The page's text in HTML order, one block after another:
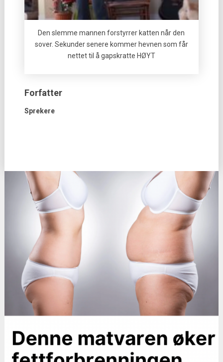
Den slemme mannen forstyrrer katten når den
sover. Sekunder senere kommer hevnen som får
nettet til å gapskratte HØYT
Forfatter
Sprekere